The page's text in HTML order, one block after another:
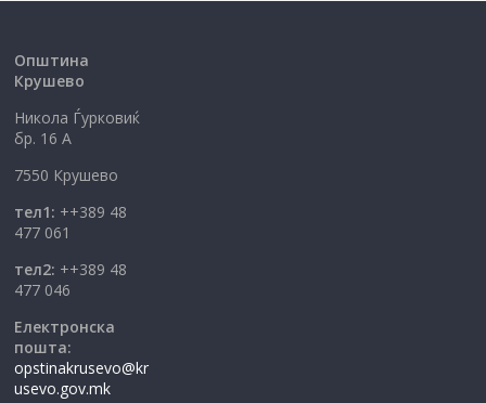
Општина
Крушево
Никола Ѓурковиќ
бр. 16 А
7550 Крушево
тел1: ++389 48
477 061
тел2: ++389 48
477 046
Електронска
пошта:
opstinakrusevo@kr
usevo.gov.mk